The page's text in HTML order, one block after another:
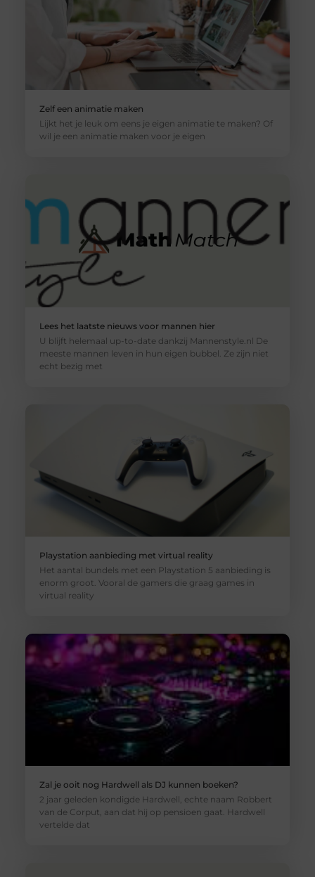
Zelf een animatie maken
Lijkt het je leuk om eens je eigen animatie te maken? Of
wil je een animatie maken voor je eigen
Lees het laatste nieuws voor mannen hier
U blijft helemaal up-to-date dankzij Mannenstyle.nl De
meeste mannen leven in hun eigen bubbel. Ze zijn niet
echt bezig met
Playstation aanbieding met virtual reality
Het aantal bundels met een Playstation 5 aanbieding is
enorm groot. Vooral de gamers die graag games in
virtual reality
Zal je ooit nog Hardwell als DJ kunnen boeken?
2 jaar geleden kondigde Hardwell, echte naam Robbert
van de Corput, aan dat hij op pensioen gaat. Hardwell
vertelde dat